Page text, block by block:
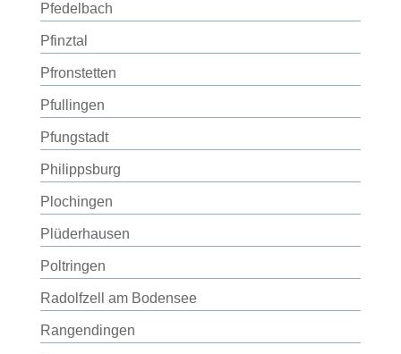
Pfedelbach
Pfinztal
Pfronstetten
Pfullingen
Pfungstadt
Philippsburg
Plochingen
Plüderhausen
Poltringen
Radolfzell am Bodensee
Rangendingen